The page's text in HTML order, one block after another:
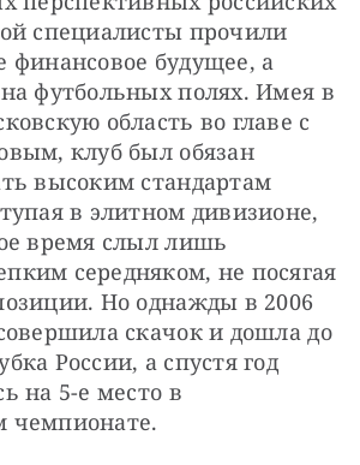
специалисты прочили
финансовое будущее, а
футбольных полях. Имея в
область во главе с
клуб был обязан
высоким стандартам
в элитном дивизионе,
время слыл лишь
середняком, не посягая
Но однажды в 2006
скачок и дошла до
России, а спустя год
на 5-е место в
чемпионате.